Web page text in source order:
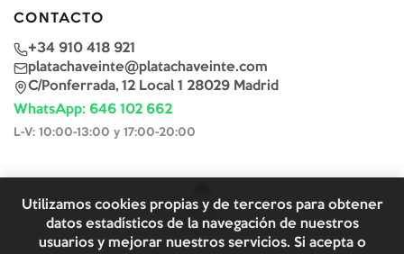
CONTACTO
+34 910 418 921
platachaveinte@platachaveinte.com
C/Ponferrada, 12 Local 1 28029 Madrid
WhatsApp: 646 102 662
L-V: 10:00-13:00 y 17:00-20:00
Utilizamos cookies propias y de terceros para obtener
datos estadísticos de la navegación de nuestros
usuarios y mejorar nuestros servicios. Si acepta o